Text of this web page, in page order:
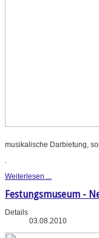
musikalische Darbietung,
Weiterlesen ...
Festungsmuseum -
Details
03.08.2010